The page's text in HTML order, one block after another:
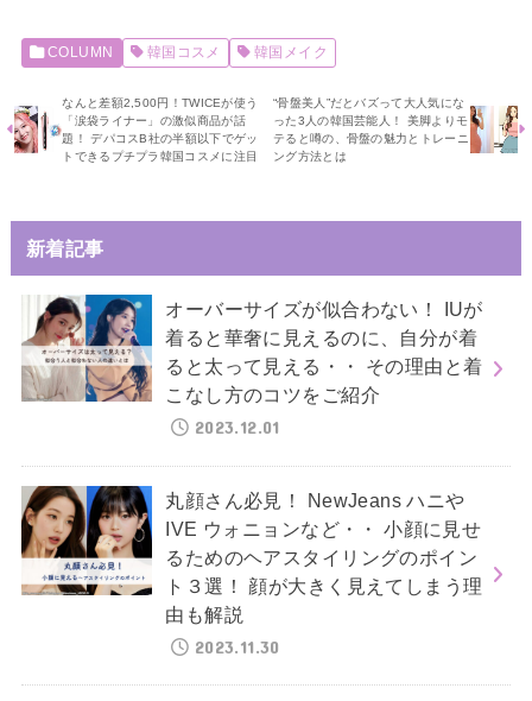
COLUMN 韓国コスメ 韓国メイク
なんと差額2,500円！TWICEが使う
「涙袋ライナー」の激似商品が話
題！ デパコスB社の半額以下でゲッ
トできるプチプラ韓国コスメに注目
“骨盤美人”だとバズって大人気にな
った3人の韓国芸能人！ 美脚よりモ
テると噂の、骨盤の魅力とトレーニ
ング方法とは
新着記事
オーバーサイズが似合わない！ IUが
着ると華奢に見えるのに、自分が着
ると太って見える・・ その理由と着
こなし方のコツをご紹介
2023.12.01
丸顔さん必見！ NewJeans ハニや
IVE ウォニョンなど・・ 小顔に見せ
るためのヘアスタイリングのポイン
ト３選！ 顔が大きく見えてしまう理
由も解説
2023.11.30